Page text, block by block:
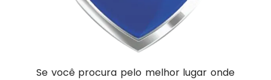
Se você procura pelo melhor lugar onde